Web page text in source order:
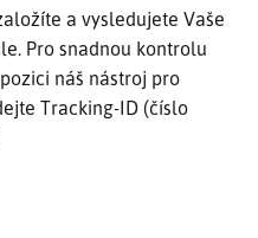
a vysledujete Vaše
Pro snadnou kontrolu
náš nástroj pro
Tracking-ID (číslo